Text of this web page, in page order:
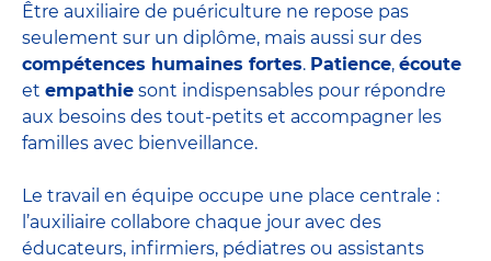
Être auxiliaire de puériculture ne repose pas
seulement sur un diplôme, mais aussi sur des
compétences humaines fortes. Patience, écoute
et empathie sont indispensables pour répondre
aux besoins des tout-petits et accompagner les
familles avec bienveillance.
Le travail en équipe occupe une place centrale :
l’auxiliaire collabore chaque jour avec des
éducateurs, infirmiers, pédiatres ou assistants